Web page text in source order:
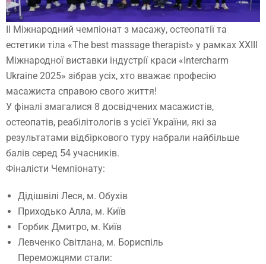
ІІ Міжнародний чемпіонат з масажу, остеопатії та
естетики тіла «The best massage therapist» у рамках XXIІI
Міжнародної виставки індустрії краси «Intercharm
Ukrainе 2025» зібрав усіх, хто вважає професію
масажиста справою свого життя!
У фіналі змагалися 8 досвідчених масажистів,
остеопатів, реабілітологів з усієї України, які за
результатами відбіркового туру набрали найбільше
балів серед 54 учасників.
Фіналісти Чемпіонату:
Дідішвілі Леся, м. Обухів
Приходько Алла, м. Київ
Горбик Дмитро, м. Київ
Левченко Світлана, м. Бориспіль
Переможцями стали: